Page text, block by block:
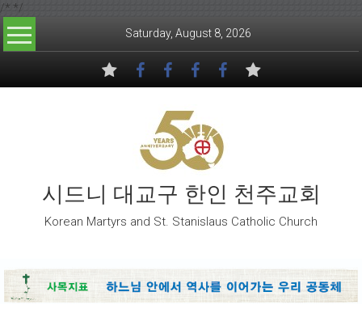
/* */
Skip to content
Saturday, August 8, 2026
시드니 대교구 한인 천주교회
Korean Martyrs and St. Stanislaus Catholic Church